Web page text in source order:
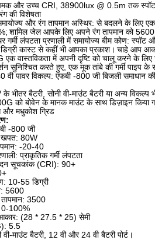
और उच्च CRI, 38900lux @ 0.5m तक
की विशेषता
और रंग तापमान अस्थिर: से बदलने के लिए
शामिल जेल आपके लिए अपने रंग तापमान को
गर्मी लंपटता प्रणाली में समायोज्य बीम कोण: स्पॉट
कास्ट से कहीं भी आपका प्रकाश। चाहे आप
एक वास्तविकता में अपनी दृष्टि को चालू करने के
सुनिश्चित करते हुए, एक मूक तांबे की गर्मी पाइप के
पावर विकल्प: एफबी -800 जी बिजली समाधान
भीतर बैटरी, सोनी वी-माउंट बैटरी या अन्य विकल्प
को बोवेन के मानक माउंट के साथ डिज़ाइन
और मधुकोश ग्रिड
-800 जी
खपत: 80W
-20-40
प्राकृतिक गर्मी लंपटता
सूचकांक (CRI): 90+
10-55 डिग्री
5600
3500
0-100%
(28 * 27.5 * 25) सेमी
5.5
वी-माउंट बैटरी, 12 वी और 24 वी बैटरी पोर्ट।